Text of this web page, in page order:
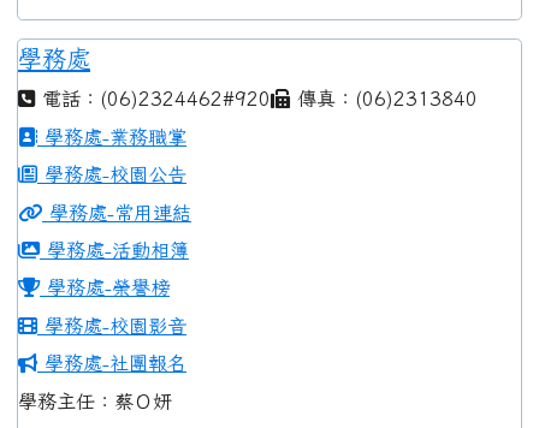
學務處
電話：(06)2324462#920
傳真：(06)2313840
學務處-業務職掌
學務處-校園公告
學務處-常用連結
學務處-活動相簿
學務處-榮譽榜
學務處-校園影音
學務處-社團報名
學務主任：蔡Ｏ妍